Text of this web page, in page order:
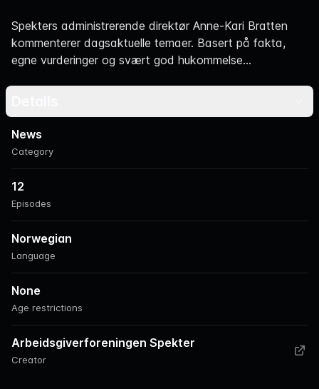
Navigation
Spekters administrerende direktør Anne-Kari Bratten
kommenterer dagsaktuelle temaer. Basert på fakta,
egne vurderinger og svært god hukommelse...
Category
News
Episodes
12
Language
Norwegian
Age restrictions
None
Creator
Arbeidsgiverforeningen Spekter